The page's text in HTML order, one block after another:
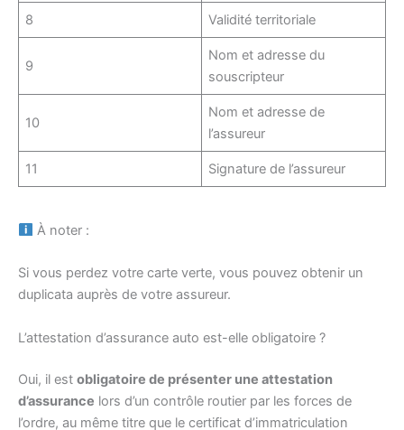
8 Validité territoriale
9
Nom et adresse du
souscripteur
10
Nom et adresse de
l’assureur
11 Signature de l’assureur
À noter :
Si vous perdez votre carte verte, vous pouvez obtenir un
duplicata auprès de votre assureur.
L’attestation d’assurance auto est-elle obligatoire ?
Oui, il est obligatoire de présenter une attestation
d’assurance lors d’un contrôle routier par les forces de
l’ordre, au même titre que le certificat d’immatriculation